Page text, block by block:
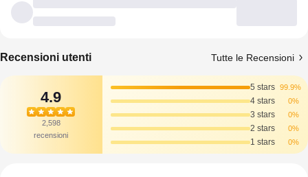
Recensioni utenti Tutte le Recensioni
4.9
2,598
recensioni
5 stars 99.9%
4 stars 0%
3 stars 0%
2 stars 0%
1 stars 0%